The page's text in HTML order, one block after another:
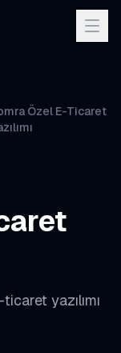
Özel E-Ticaret
yazılımı